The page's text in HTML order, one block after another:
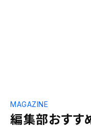
編集部おすす
MAGAZINE